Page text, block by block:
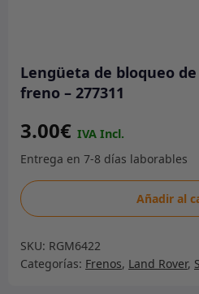
Lengüeta de bloqueo
freno – 277311
3.00€
Lengüeta
de
de
la
Añadir al
SKU: RGM6422
Categorías: Frenos, Land Rover,